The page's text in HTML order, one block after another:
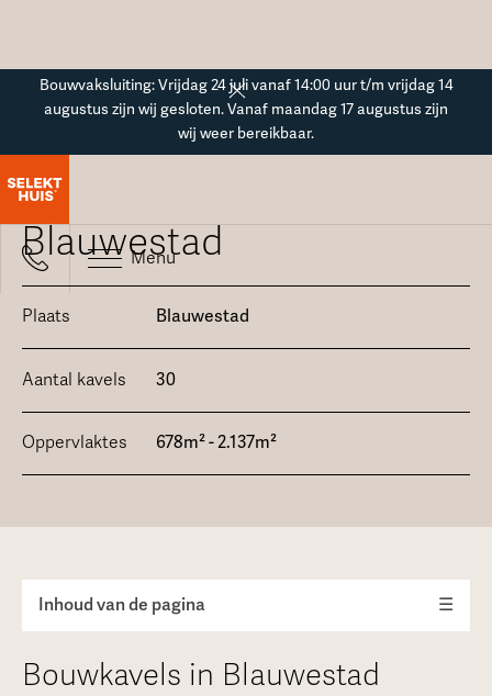
Bouwvaksluiting: Vrijdag 24 juli vanaf 14:00 uur t/m vrijdag 14
augustus zijn wij gesloten. Vanaf maandag 17 augustus zijn
wij weer bereikbaar.
Menu
Kaveloverzicht
Blauwestad
Plaats Blauwestad
Aantal kavels 30
Oppervlaktes 678m² - 2.137m²
Inhoud van de pagina ☰
Bouwkavels in Blauwestad